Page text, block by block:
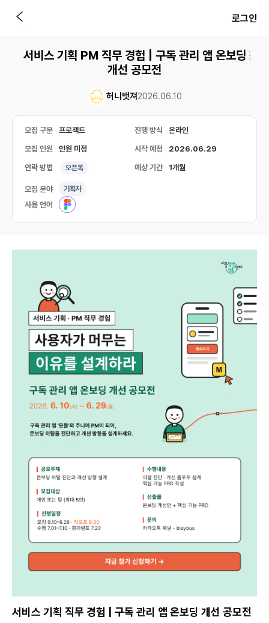
로그인
서비스 기획 PM 직무 경험 | 구독 관리 앱 온보딩
개선 공모전
허니뱃져 2026.06.10
모집 구분 프로젝트 진행 방식 온라인
모집 인원 인원 미정 시작 예정 2026.06.29
연락 방법 오픈톡 예상 기간 1개월
모집 분야 기획자
사용 언어
서비스 기획 직무 경험 | 구독 관리 앱 온보딩 개선 공모전